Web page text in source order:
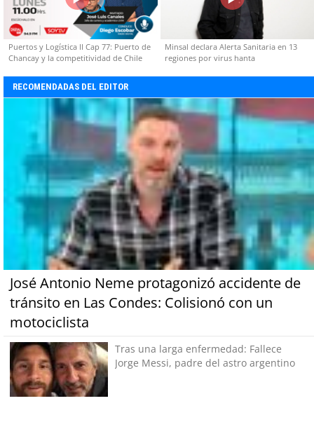
Puertos y Logística II Cap 77: Puerto de
Chancay y la competitividad de Chile
Minsal declara Alerta Sanitaria en 13
regiones por virus hanta
RECOMENDADAS DEL EDITOR
José Antonio Neme protagonizó accidente de
tránsito en Las Condes: Colisionó con un
motociclista
Tras una larga enfermedad: Fallece
Jorge Messi, padre del astro argentino